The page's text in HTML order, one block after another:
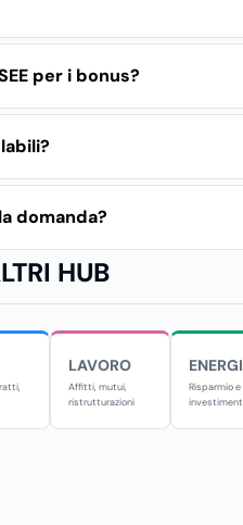
per i bonus?
domanda?
HUB
LAVORO
Affitti, mutui,
ristrutturazioni
Risparmio e